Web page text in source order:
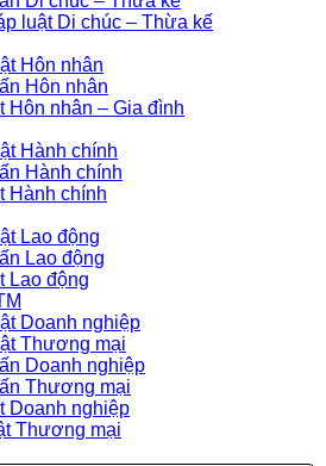
luật Di chúc – Thừa kế
Hôn nhân
Hôn nhân
Hôn nhân – Gia đình
Hành chính
Hành chính
Hành chính
Lao động
Lao động
Lao động
Doanh nghiệp
Thương mại
Doanh nghiệp
Thương mại
Doanh nghiệp
Thương mại